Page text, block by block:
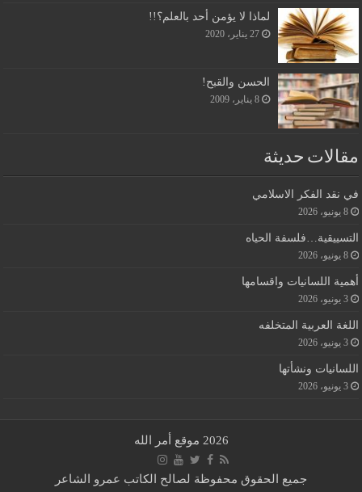
لماذا لا يؤمن أحد بالعلم؟!!
27 يناير، 2020
الحسن والقبح!
8 يناير، 2009
مقالات حديثة
في نقد الفكر الاسلامي
8 يونيو، 2026
التسييقية…فلسفة الحياه
8 يونيو، 2026
أهمية اللسانيات واقسامها
3 يونيو، 2026
اللغة العربية المتخلفه
3 يونيو، 2026
اللسانيات ونشأتها
3 يونيو، 2026
2026 موقع أمر الله
جميع الحقوق محفوظة لصالح الكاتب عمرو الشاعر